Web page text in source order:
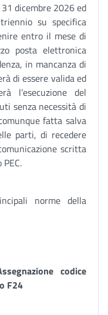
dicembre 2026 ed
su specifica
entro il mese di
posta elettronica
in mancanza di
di essere valida ed
l’esecuzione del
senza necessità di
fatta salva
parti, di recedere
scritta
norme della
codice
F24